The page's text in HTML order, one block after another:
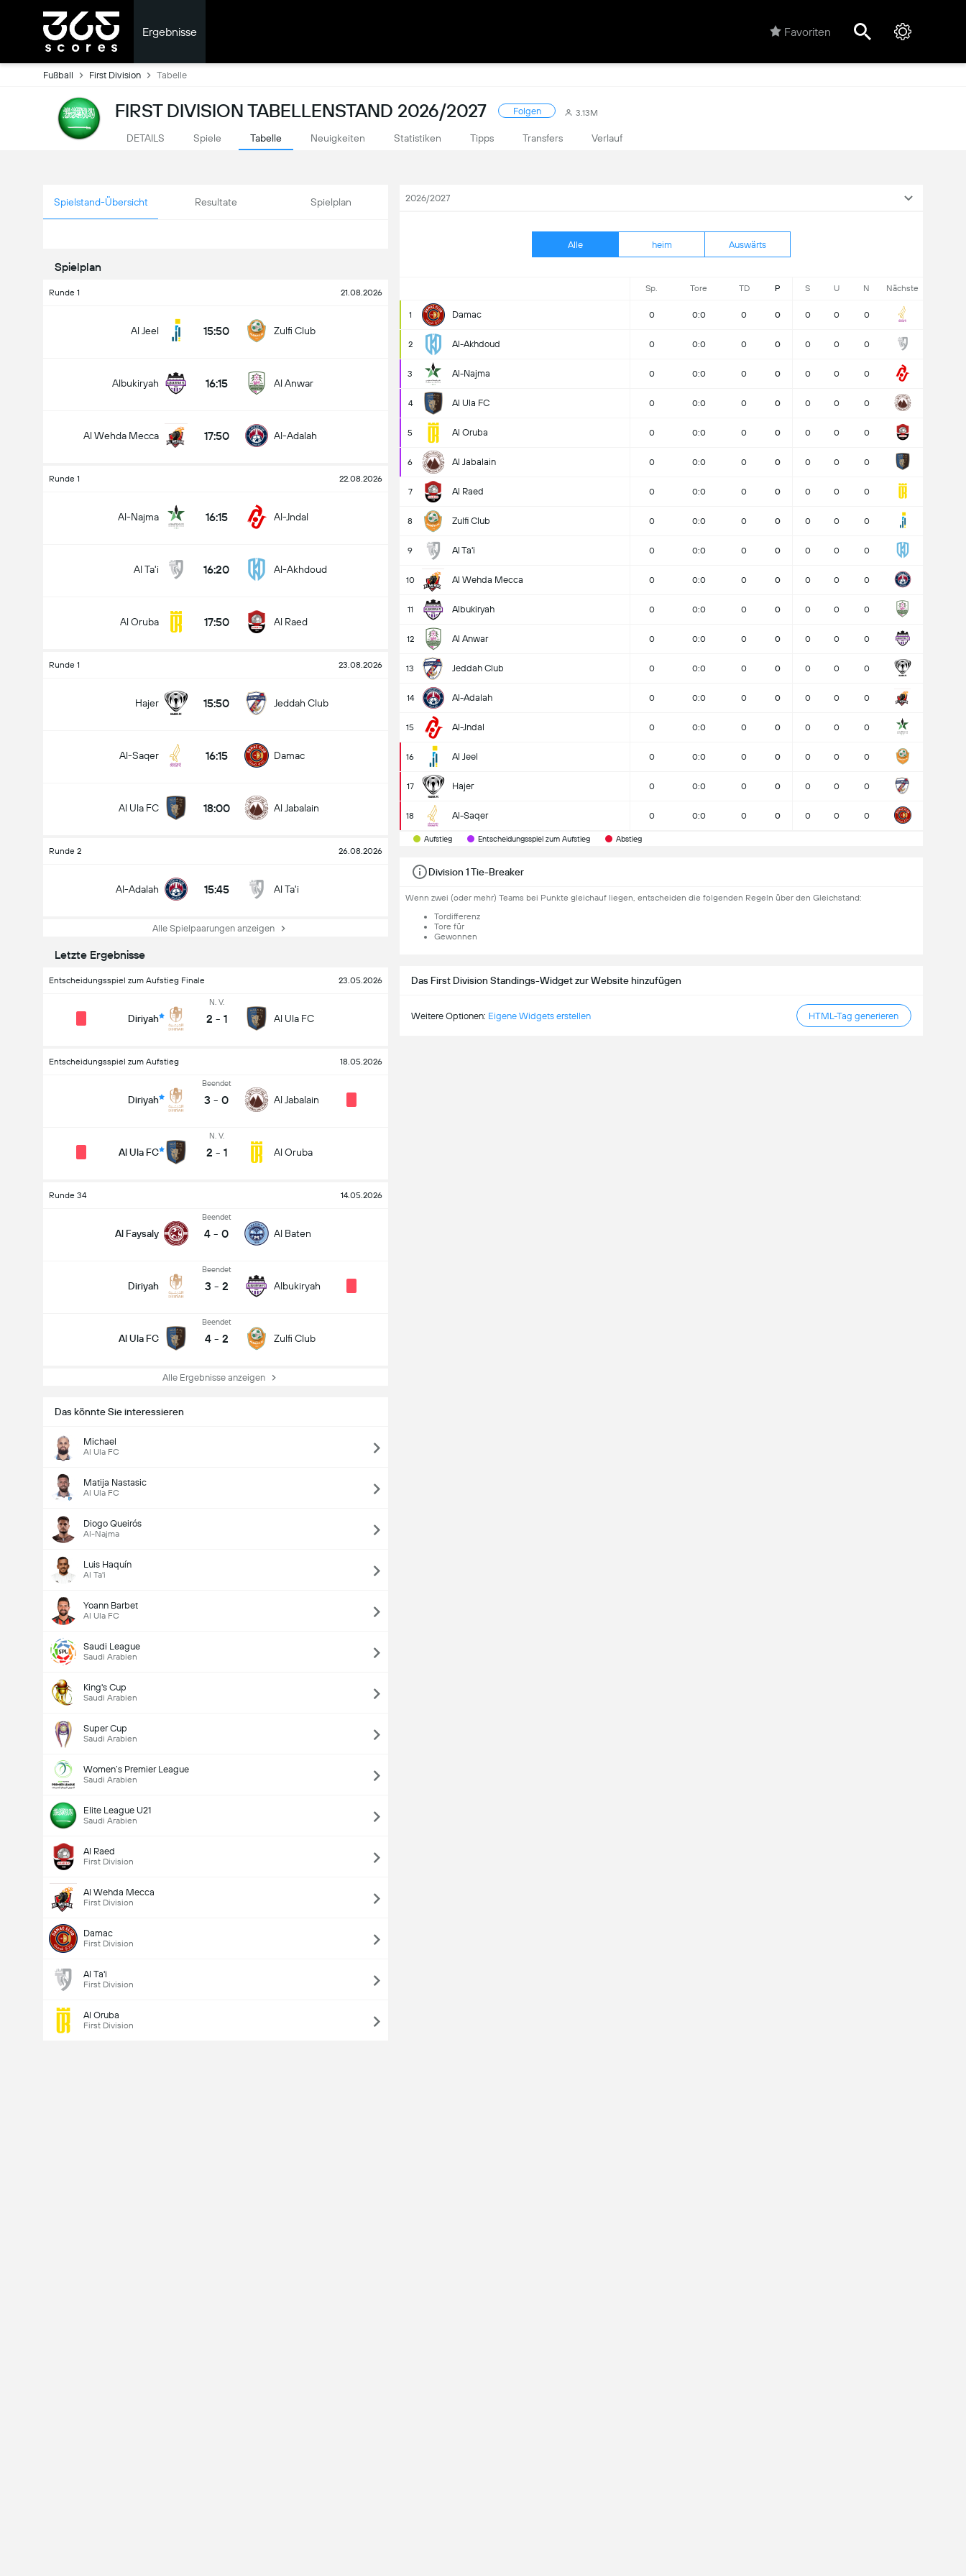
Ergebnisse Favoriten
Fußball First Division Tabelle
FIRST DIVISION TABELLENSTAND 2026/2027 Folgen 3.13M
DETAILS Spiele Tabelle Neuigkeiten Statistiken Tipps Transfers Verlauf
Spielstand-Übersicht Resultate Spielplan
Spielplan
Runde 1 21.08.2026
Al Jeel 15:50 Zulfi Club
Albukiryah 16:15 Al Anwar
Al Wehda Mecca 17:50 Al-Adalah
Runde 1 22.08.2026
Al-Najma 16:15 Al-Jndal
Al Ta'i 16:20 Al-Akhdoud
Al Oruba 17:50 Al Raed
Runde 1 23.08.2026
Hajer 15:50 Jeddah Club
Al-Saqer 16:15 Damac
Al Ula FC 18:00 Al Jabalain
Runde 2 26.08.2026
Al-Adalah 15:45 Al Ta'i
Alle Spielpaarungen anzeigen
Letzte Ergebnisse
Entscheidungsspiel zum Aufstieg Finale 23.05.2026
Diriyah
N. V.
2 - 1 Al Ula FC
Entscheidungsspiel zum Aufstieg 18.05.2026
Diriyah
Beendet
3 - 0 Al Jabalain
Al Ula FC
N. V.
2 - 1 Al Oruba
Runde 34 14.05.2026
Al Faysaly
Beendet
4 - 0 Al Baten
Diriyah
Beendet
3 - 2 Albukiryah
Al Ula FC
Beendet
4 - 2 Zulfi Club
Alle Ergebnisse anzeigen
Das könnte Sie interessieren
Michael
Al Ula FC
Matija Nastasic
Al Ula FC
Diogo Queirós
Al-Najma
Luis Haquín
Al Ta'i
Yoann Barbet
Al Ula FC
Saudi League
Saudi Arabien
King's Cup
Saudi Arabien
Super Cup
Saudi Arabien
Women’s Premier League
Saudi Arabien
Elite League U21
Saudi Arabien
Al Raed
First Division
Al Wehda Mecca
First Division
Damac
First Division
Al Ta'i
First Division
Al Oruba
First Division
2026/2027
Alle heim Auswärts
Sp. Tore TD P S U N Nächste
1 Damac 0 0:0 0 0 0 0 0
2 Al-Akhdoud 0 0:0 0 0 0 0 0
3 Al-Najma 0 0:0 0 0 0 0 0
4 Al Ula FC 0 0:0 0 0 0 0 0
5 Al Oruba 0 0:0 0 0 0 0 0
6 Al Jabalain 0 0:0 0 0 0 0 0
7 Al Raed 0 0:0 0 0 0 0 0
8 Zulfi Club 0 0:0 0 0 0 0 0
9 Al Ta'i 0 0:0 0 0 0 0 0
10 Al Wehda Mecca 0 0:0 0 0 0 0 0
11 Albukiryah 0 0:0 0 0 0 0 0
12 Al Anwar 0 0:0 0 0 0 0 0
13 Jeddah Club 0 0:0 0 0 0 0 0
14 Al-Adalah 0 0:0 0 0 0 0 0
15 Al-Jndal 0 0:0 0 0 0 0 0
16 Al Jeel 0 0:0 0 0 0 0 0
17 Hajer 0 0:0 0 0 0 0 0
18 Al-Saqer 0 0:0 0 0 0 0 0
Aufstieg Entscheidungsspiel zum Aufstieg Abstieg
Division 1 Tie-Breaker
Wenn zwei (oder mehr) Teams bei Punkte gleichauf liegen, entscheiden die folgenden Regeln über den Gleichstand:
Tordifferenz
Tore für
Gewonnen
Das First Division Standings-Widget zur Website hinzufügen
Weitere Optionen: Eigene Widgets erstellen HTML-Tag generieren